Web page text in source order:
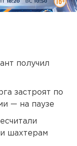
получил
застроят по
— на паузе
шахтерам